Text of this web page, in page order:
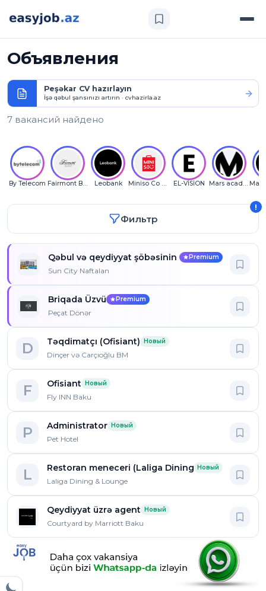
Объявления
Peşəkar CV hazırlayın
İşə qəbul şansınızı artırın · cvhazirla.az
7 вакансий найдено
By Telecom Fairmont Baku Leobank Miniso Co LLC EL-VİSİON Mars academy
Фильтр
!
Qəbul və qeydiyyat şöbəsinin müdiri ( FO
Premium
Sun City Naftalan
Briqada Üzvü Premium
Peçat Dönər
D Təqdimatçı (Ofisiant) Новый
Dinçer və Carçıoğlu BM
F Ofisiant Новый
Fly INN Baku
P Administrator Новый
Pet Hotel
L Restoran meneceri (Laliga Dining & Lounge
Новый
Laliga Dining & Lounge
Qeydiyyat üzrə agent Новый
Courtyard by Marriott Baku